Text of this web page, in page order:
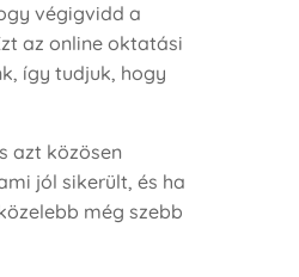
végigvidd a
az online oktatási
így tudjuk, hogy
azt közösen
jól sikerült, és ha
még szebb